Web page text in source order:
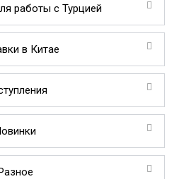
работы с Турцией
в Китае